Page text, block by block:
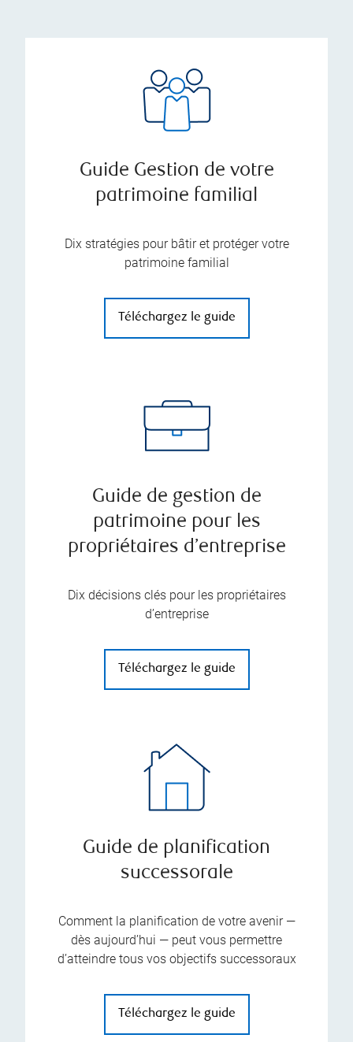
Guide Gestion de votre
patrimoine familial
Dix stratégies pour bâtir et protéger votre
patrimoine familial
Téléchargez le guide
Guide de gestion de
patrimoine pour les
propriétaires d’entreprise
Dix décisions clés pour les propriétaires
d’entreprise
Téléchargez le guide
Guide de planification
successorale
Comment la planification de votre avenir —
dès aujourd’hui — peut vous permettre
d’atteindre tous vos objectifs successoraux
Téléchargez le guide